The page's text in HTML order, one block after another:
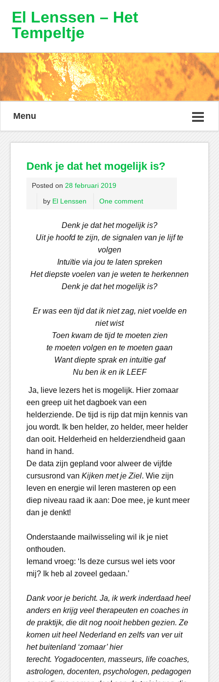
El Lenssen – Het
Tempeltje
Menu
Denk je dat het mogelijk is?
Posted on 28 februari 2019
by El Lenssen One comment
Denk je dat het mogelijk is?
Uit je hoofd te zijn, de signalen van je lijf te
volgen
Intuïtie via jou te laten spreken
Het diepste voelen van je weten te herkennen
Denk je dat het mogelijk is?
Er was een tijd dat ik niet zag, niet voelde en
niet wist
Toen kwam de tijd te moeten zien
te moeten volgen en te moeten gaan
Want diepte sprak en intuïtie gaf
Nu ben ik en ik LEEF
Ja, lieve lezers het is mogelijk. Hier zomaar
een greep uit het dagboek van een
helderziende. De tijd is rijp dat mijn kennis van
jou wordt. Ik ben helder, zo helder, meer helder
dan ooit. Helderheid en helderziendheid gaan
hand in hand.
De data zijn gepland voor alweer de vijfde
cursusrond van Kijken met je Ziel. Wie zijn
leven en energie wil leren masteren op een
diep niveau raad ik aan: Doe mee, je kunt meer
dan je denkt!
Onderstaande mailwisseling wil ik je niet
onthouden.
Iemand vroeg: ‘Is deze cursus wel iets voor
mij? Ik heb al zoveel gedaan.’
Dank voor je bericht. Ja, ik werk inderdaad heel
anders en krijg veel therapeuten en coaches in
de praktijk, die dit nog nooit hebben gezien. Ze
komen uit heel Nederland en zelfs van ver uit
het buitenland ‘zomaar’ hier
terecht. Yogadocenten, masseurs, life coaches,
astrologen, docenten, psychologen, pedagogen